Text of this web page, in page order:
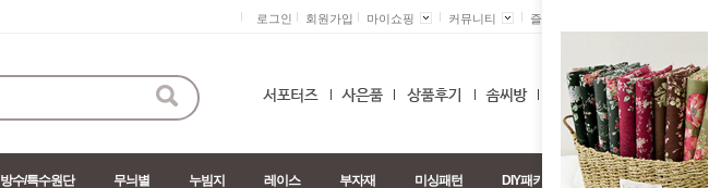
로그인 회원가입 마이쇼핑 커뮤니티 즐겨찾기 +
0
방수/특수원단 무늬별 누빔지 레이스 부자재 미싱패턴 DIY패키지